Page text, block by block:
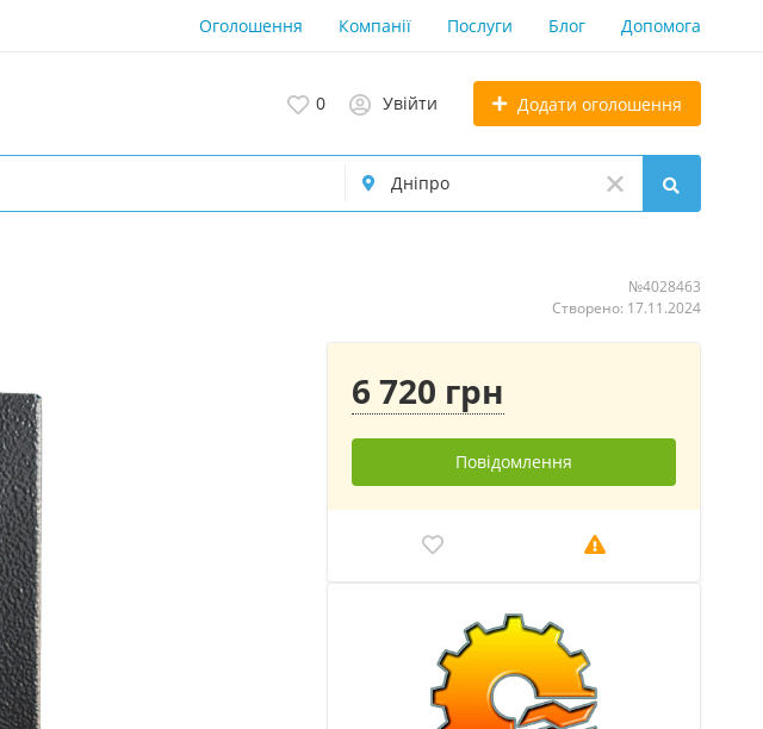
Оголошення Компанії Послуги Блог Допомога
0 Увійти Додати оголошення
№4028463
Створено: 17.11.2024
6 720 грн
Повідомлення